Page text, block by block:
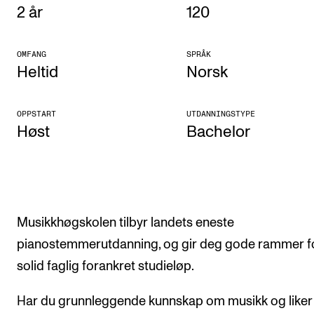
Arrangementer og konserter
Ledige stillinger
For ansatte og studenter
2 år 120
OMFANG
Heltid
SPRÅK
Norsk
OPPSTART
Høst
UTDANNINGSTYPE
Bachelor
Musikkhøgskolen tilbyr landets eneste
pianostemmerutdanning, og gir deg gode rammer
solid faglig forankret studieløp.
Har du grunnleggende kunnskap om musikk og liker